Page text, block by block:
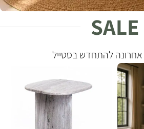
כפרי.
בית..
SALE
להתחדש בסטייל